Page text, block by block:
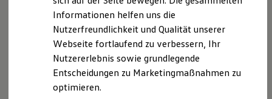
Besitzer & Service
Reparatur & Service
Sommer-Special
Reparatur, Pflege & Inspektion
Servicetermin anfragen
Service-Vorteile bei Volkswagen Nutzfahrzeuge
ServicePlus
Economy Service
Räder & Reifen Service
Persönlich haftende Gesellschafterin
Hermann Freitag Verwaltungs GmbH Neumünster
Altonaer Straße 111
24539 Neumünster
Telefon: +49 4321 94 94 -0
Telefax: +49 4321 4 32 30
Informationen helfen uns die
Nutzerfreundlichkeit und Qualität unserer
Webseite fortlaufend zu verbessern, Ihr
Nutzererlebnis sowie grundlegende
Entscheidungen zu Marketingmaßnahmen zu
optimieren.